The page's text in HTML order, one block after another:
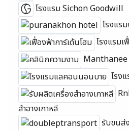
โรงแรม Sichon Goodwill
โรงแร
โรงแรมเ
โรง
สำอางเกาหลี
รับขนส่